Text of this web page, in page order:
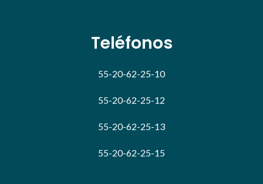
Teléfonos
55-20-62-25-10
55-20-62-25-12
55-20-62-25-13
55-20-62-25-15